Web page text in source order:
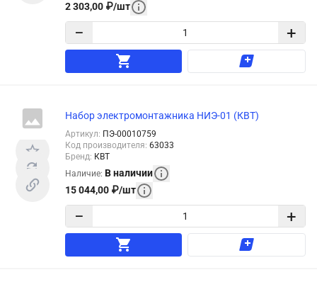
2 303,00 ₽/шт
− +
Набор электромонтажника НИЭ-01 (КВТ)
Артикул: ПЭ-00010759
Код производителя: 63033
Бренд: КВТ
Наличие: В наличии
15 044,00 ₽/шт
− +